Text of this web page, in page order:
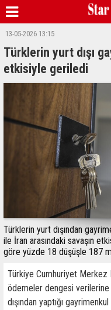
13-05-2026 13:15
Türklerin yurt dışı
etkisiyle geriledi
Türklerin yurt dışından
ile İran arasındaki savaşın
göre yüzde 18 düşüşle 187
Türkiye Cumhuriyet Merkez
ödemeler dengesi
dışından yaptığı